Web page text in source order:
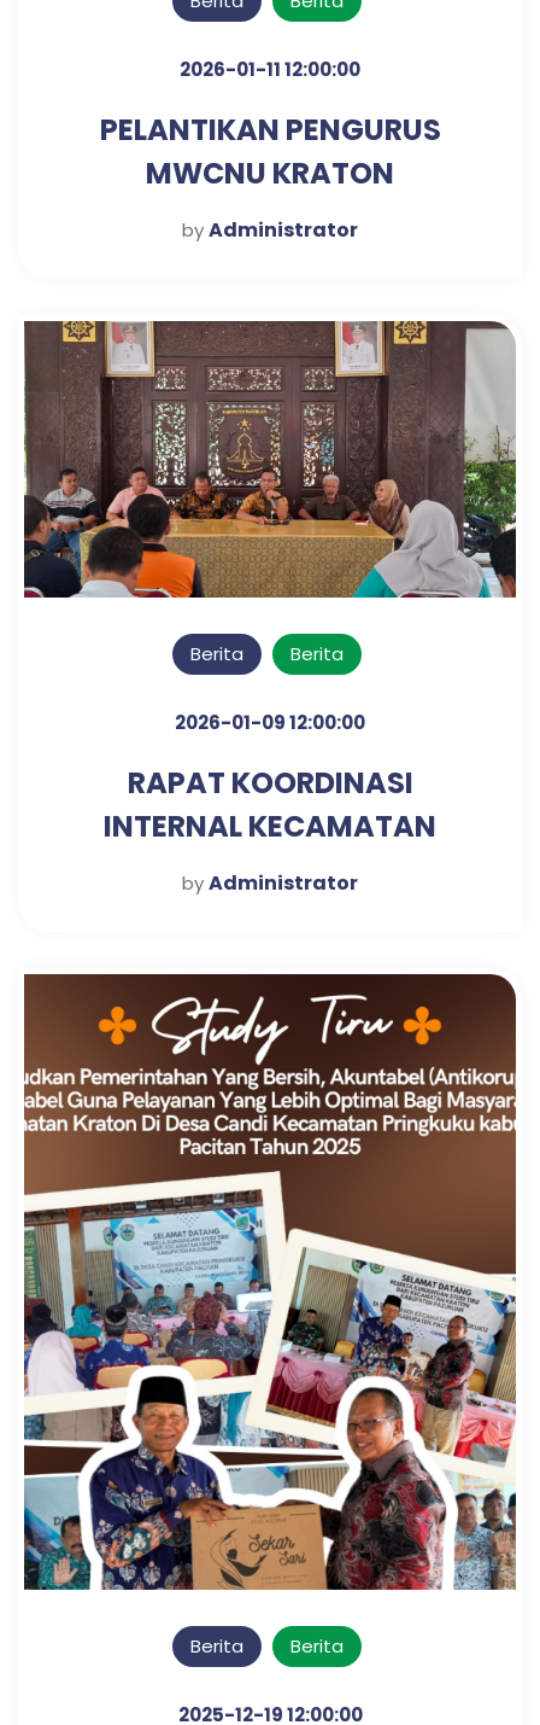
2026-01-11 12:00:00
PELANTIKAN PENGURUS
MWCNU KRATON
byAdministrator
Berita Berita
2026-01-09 12:00:00
RAPAT KOORDINASI
INTERNAL KECAMATAN
KRATON UNTUK PENGUATAN
byAdministrator
Berita Berita
2025-12-19 12:00:00